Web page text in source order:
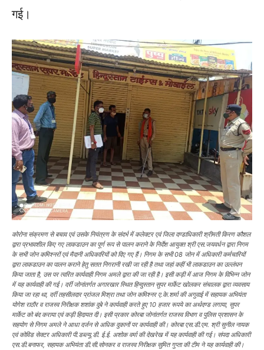
गई।
कोरोना संक्रमण से बचाव एवं उसके नियंत्रण के संदर्भ में कलेक्टर एवं जिला दण्डाधिकारी श्रीमती किरण कौशल
द्वारा प्रभावशील किए गए लाकडाउन का पूर्ण रूप से पालन कराने के निर्देश आयुक्त श्री एस.जयवर्धन द्वारा निगम
के सभी जोन कमिश्नरों एवं मैदानी अधिकारियों को दिए गए हैं। निगम के सभी 08 जोन में अधिकारी कर्मचारियों
द्वारा लाकडाउन का पालन कराने हेतु सतत निगरानी रखी जा रही है तथा जहां कहीं भी लाकडाउन का उल्लंघन
किया जाता है, उस पर त्वरित कार्यवाही निगम अमले द्वारा की जा रही है। इसी कड़ी में आज निगम के विभिन्न जोन
में यह कार्यवाही की गई। दर्री जोनांतर्गत अगारखार स्थित हिन्दुस्तान सुपर मार्केट खोलकर संचालक द्वारा व्यवसाय
किया जा रहा था, दर्री तहसीलदार प्रांजल मिश्रा तथा जोन कमिश्नर ए.के.शर्मा की अगुवाई में सहायक अभियंता
योगेश राठौर व राजस्व निरीक्षक शशांक दुबे ने कार्यवाही करते हुए 10 हजार रूपये का अर्थदण्ड लगाया, सुपर
मार्केट को बंद कराया एवं कड़ी हिदायत दी। इसी प्रकार कोरबा जोनांतर्गत राजस्व विभाग व पुलिस प्रशासन के
सहयोग से निगम अमले ने आधा दर्जन से अधिक दुकानों पर कार्यवाही की। कोरबा एस.डी.एम. श्री सुनील नायक
एवं कोविड सेक्टर अधिकारी पी.डब्ल्यू.डी. ई.ई. अशोक वर्मा की देखरेख में यह कार्यवाही की गई। संपदा अधिकारी
एस.डी.बनाफर, सहायक अभियंता डी.सी.सोनकर व राजस्व निरीक्षक सुमित गुप्ता की टीम ने यह कार्यवाही की।